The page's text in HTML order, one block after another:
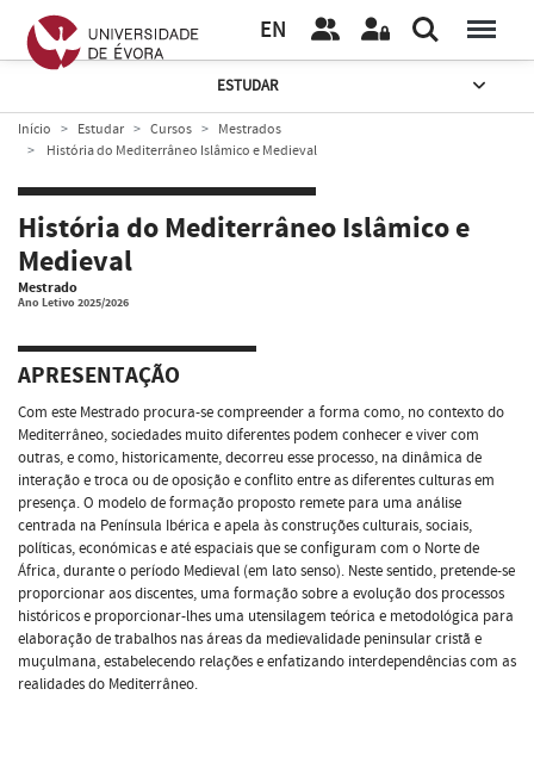
EN
ESTUDAR
Início Estudar Cursos
Mestrados
História do Mediterrâneo Islâmico e Medieval
História do Mediterrâneo Islâmico e
Medieval
Mestrado
Ano Letivo 2025/2026
APRESENTAÇÃO
Com este Mestrado procura-se compreender a forma como, no contexto do
Mediterrâneo, sociedades muito diferentes podem conhecer e viver com
outras, e como, historicamente, decorreu esse processo, na dinâmica de
interação e troca ou de oposição e conflito entre as diferentes culturas em
presença. O modelo de formação proposto remete para uma análise
centrada na Península Ibérica e apela às construções culturais, sociais,
políticas, económicas e até espaciais que se configuram com o Norte de
África, durante o período Medieval (em lato senso). Neste sentido, pretende-se
proporcionar aos discentes, uma formação sobre a evolução dos processos
históricos e proporcionar-lhes uma utensilagem teórica e metodológica para
elaboração de trabalhos nas áreas da medievalidade peninsular cristã e
muçulmana, estabelecendo relações e enfatizando interdependências com as
realidades do Mediterrâneo.